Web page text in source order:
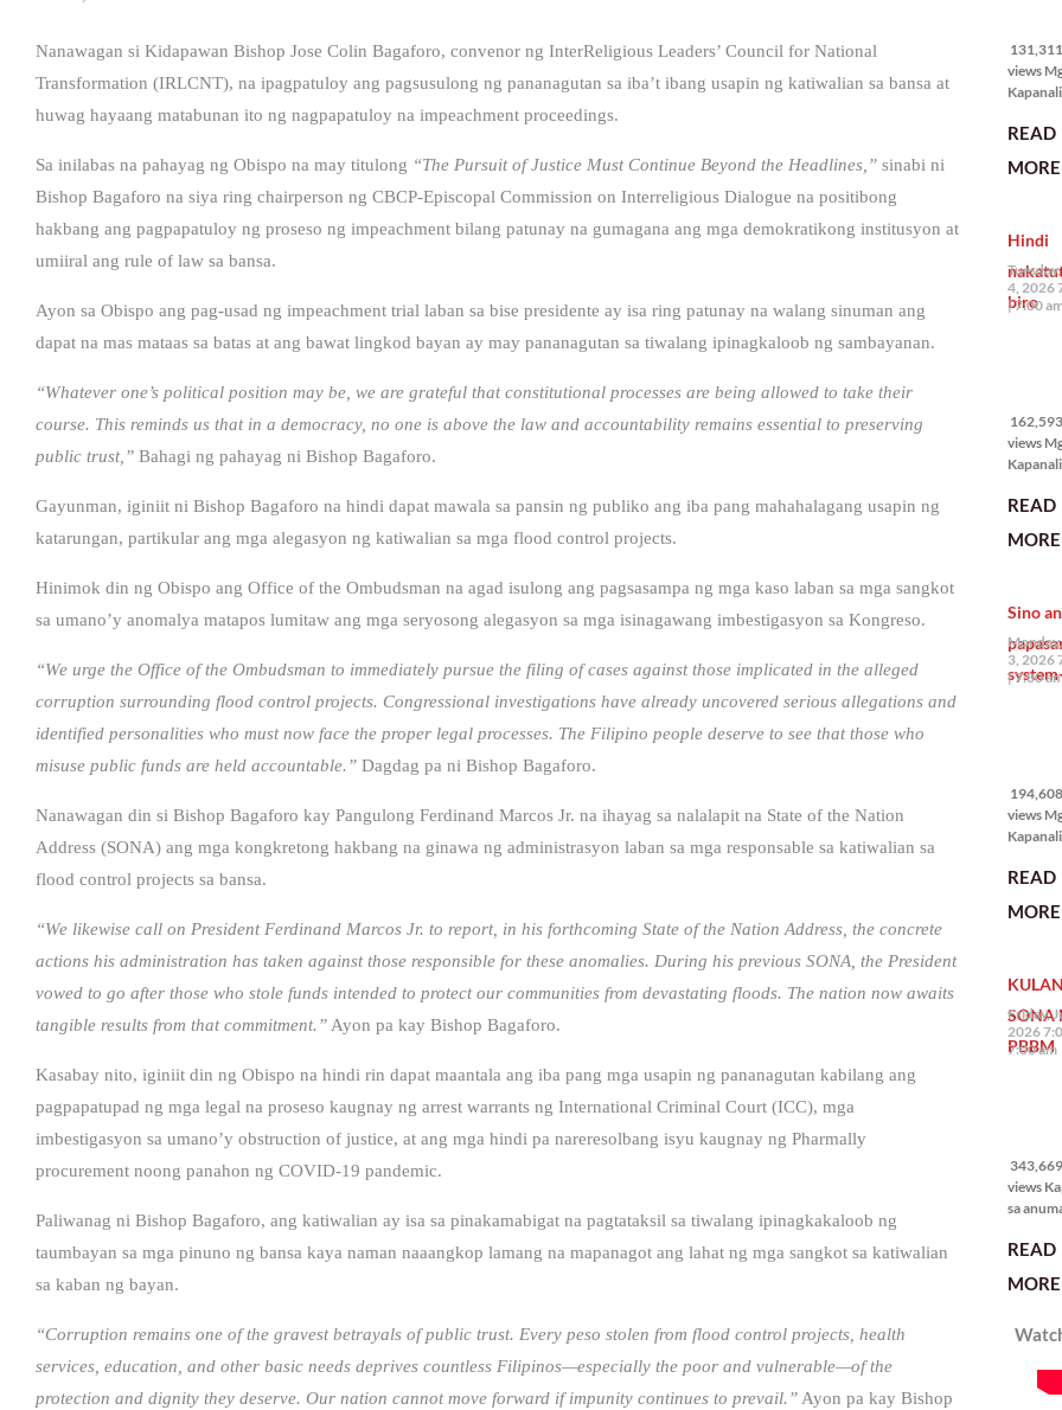
Nanawagan si Kidapawan Bishop Jose Colin Bagaforo, convenor ng InterReligious Leaders’ Council for National
Transformation (IRLCNT), na ipagpatuloy ang pagsusulong ng pananagutan sa iba’t ibang usapin ng katiwalian sa bansa at
huwag hayaang matabunan ito ng nagpapatuloy na impeachment proceedings.
Sa inilabas na pahayag ng Obispo na may titulong “The Pursuit of Justice Must Continue Beyond the Headlines,” sinabi ni
Bishop Bagaforo na siya ring chairperson ng CBCP-Episcopal Commission on Interreligious Dialogue na positibong
hakbang ang pagpapatuloy ng proseso ng impeachment bilang patunay na gumagana ang mga demokratikong institusyon at
umiiral ang rule of law sa bansa.
Ayon sa Obispo ang pag-usad ng impeachment trial laban sa bise presidente ay isa ring patunay na walang sinuman ang
dapat na mas mataas sa batas at ang bawat lingkod bayan ay may pananagutan sa tiwalang ipinagkaloob ng sambayanan.
“Whatever one’s political position may be, we are grateful that constitutional processes are being allowed to take their
course. This reminds us that in a democracy, no one is above the law and accountability remains essential to preserving
public trust,” Bahagi ng pahayag ni Bishop Bagaforo.
Gayunman, iginiit ni Bishop Bagaforo na hindi dapat mawala sa pansin ng publiko ang iba pang mahahalagang usapin ng
katarungan, partikular ang mga alegasyon ng katiwalian sa mga flood control projects.
Hinimok din ng Obispo ang Office of the Ombudsman na agad isulong ang pagsasampa ng mga kaso laban sa mga sangkot
sa umano’y anomalya matapos lumitaw ang mga seryosong alegasyon sa mga isinagawang imbestigasyon sa Kongreso.
“We urge the Office of the Ombudsman to immediately pursue the filing of cases against those implicated in the alleged
corruption surrounding flood control projects. Congressional investigations have already uncovered serious allegations and
identified personalities who must now face the proper legal processes. The Filipino people deserve to see that those who
misuse public funds are held accountable.” Dagdag pa ni Bishop Bagaforo.
Nanawagan din si Bishop Bagaforo kay Pangulong Ferdinand Marcos Jr. na ihayag sa nalalapit na State of the Nation
Address (SONA) ang mga kongkretong hakbang na ginawa ng administrasyon laban sa mga responsable sa katiwalian sa
flood control projects sa bansa.
“We likewise call on President Ferdinand Marcos Jr. to report, in his forthcoming State of the Nation Address, the concrete
actions his administration has taken against those responsible for these anomalies. During his previous SONA, the President
vowed to go after those who stole funds intended to protect our communities from devastating floods. The nation now awaits
tangible results from that commitment.” Ayon pa kay Bishop Bagaforo.
Kasabay nito, iginiit din ng Obispo na hindi rin dapat maantala ang iba pang mga usapin ng pananagutan kabilang ang
pagpapatupad ng mga legal na proseso kaugnay ng arrest warrants ng International Criminal Court (ICC), mga
imbestigasyon sa umano’y obstruction of justice, at ang mga hindi pa nareresolbang isyu kaugnay ng Pharmally
procurement noong panahon ng COVID-19 pandemic.
Paliwanag ni Bishop Bagaforo, ang katiwalian ay isa sa pinakamabigat na pagtataksil sa tiwalang ipinagkakaloob ng
taumbayan sa mga pinuno ng bansa kaya naman naaangkop lamang na mapanagot ang lahat ng mga sangkot sa katiwalian
sa kaban ng bayan.
“Corruption remains one of the gravest betrayals of public trust. Every peso stolen from flood control projects, health
services, education, and other basic needs deprives countless Filipinos—especially the poor and vulnerable—of the
protection and dignity they deserve. Our nation cannot move forward if impunity continues to prevail.” Ayon pa kay Bishop
views
bawat
disente,
itong
ligtas,
READ
MORE
Hindi
biro
4, 2026
7:00
views
Japanese
the
bahay
READ
MORE
Sino
3, 2026
7:00
views
State of
Marcos
READ
MORE
SONA
PBBM
Friday,
2026
7:00 am
views
sa
planong
sadyang
READ
MORE